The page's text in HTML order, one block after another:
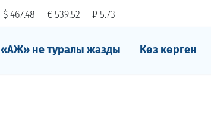
$ 467.48 € 539.52 ₽ 5.73
«АЖ» не туралы жазды Көз көрген